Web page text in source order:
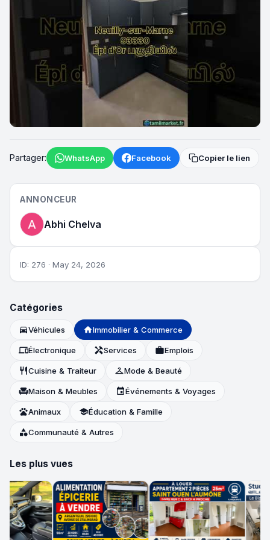
Partager: WhatsApp Facebook Copier le lien
ANNONCEUR
Abhi Chelva
ID: 276 · May 24, 2026
Catégories
directions_carVéhicules homeImmobilier & Commerce
devicesÉlectronique handymanServices workEmplois
restaurantCuisine & Traiteur checkroomMode & Beauté
chairMaison & Meubles eventÉvénements & Voyages
petsAnimaux schoolÉducation & Famille
categoryCommunauté & Autres
Les plus vues